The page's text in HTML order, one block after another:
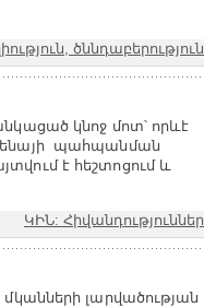
ծննդաբերություն
կնոջ մոտ՝ որևէ
պահպանման
է հեշտոցում և
ԿԻՆ: Հիվանդություններ
լարվածության